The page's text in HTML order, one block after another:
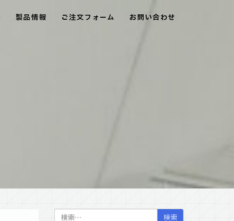
製品情報 ご注文フォーム お問い合わせ
検